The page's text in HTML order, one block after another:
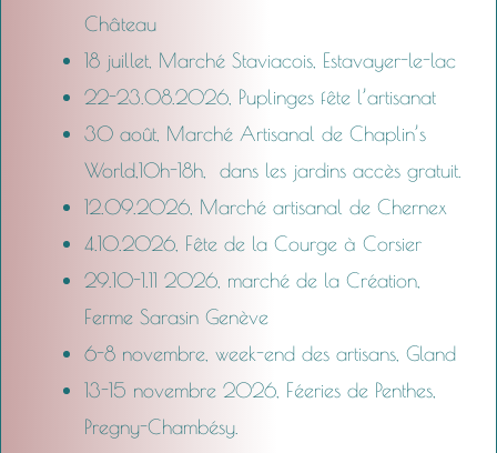
Château
18 juillet, Marché Staviacois, Estavayer-le-lac
22-23.08.2026, Puplinges fête l’artisanat
30 août, Marché Artisanal de Chaplin’s
World,10h-18h, dans les jardins accès gratuit.
12.09.2026, Marché artisanal de Chernex
4.10.2026, Fête de la Courge à Corsier
29.10-1.11 2026, marché de la Création,
Ferme Sarasin Genève
6-8 novembre, week-end des artisans, Gland
13-15 novembre 2026, Féeries de Penthes,
Pregny-Chambésy.